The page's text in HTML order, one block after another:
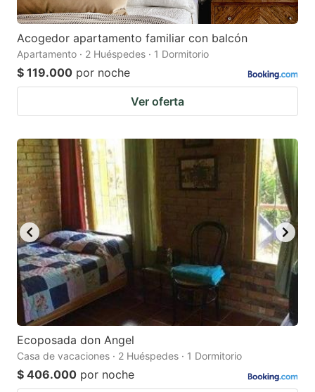
Acogedor apartamento familiar con balcón
Apartamento · 2 Huéspedes · 1 Dormitorio
$ 119.000 por noche
Ver oferta
Ecoposada don Angel
Casa de vacaciones · 2 Huéspedes · 1 Dormitorio
$ 406.000 por noche